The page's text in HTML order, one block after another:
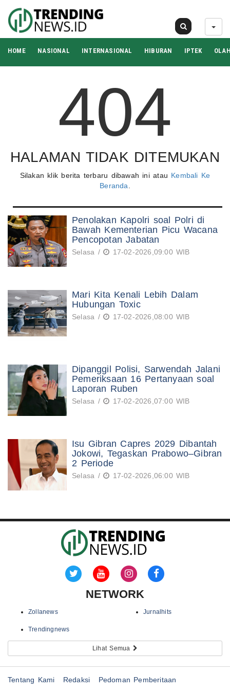
HOME NASIONAL INTERNASIONAL HIBURAN IPTEK
404
HALAMAN TIDAK DITEMUKAN
Silakan klik berita terbaru dibawah ini atau Kembali Ke
Beranda
Penolakan Kapolri soal Polri di
Bawah Kementerian Picu Wacana
Pencopotan Jabatan
Selasa / 17-02-2026,09:00 WIB
Mari Kita Kenali Lebih Dalam
Hubungan Toxic
Selasa / 17-02-2026,08:00 WIB
Dipanggil Polisi, Sarwendah Jalani
Pemeriksaan 16 Pertanyaan soal
Laporan Ruben
Selasa / 17-02-2026,07:00 WIB
Isu Gibran Capres 2029 Dibantah
Jokowi, Tegaskan Prabowo–Gibran
2 Periode
Selasa / 17-02-2026,06:00 WIB
NETWORK
Zollanews Jurnalhits
Trendingnews
Lihat Semua
Tentang Kami Redaksi Pedoman Pemberitaan